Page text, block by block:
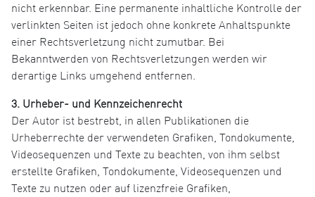
nicht erkennbar. Eine permanente inhaltliche Kontrolle der
verlinkten Seiten ist jedoch ohne konkrete Anhaltspunkte
einer Rechtsverletzung nicht zumutbar. Bei
Bekanntwerden von Rechtsverletzungen werden wir
derartige Links umgehend entfernen.
3. Urheber- und Kennzeichenrecht
Der Autor ist bestrebt, in allen Publikationen die
Urheberrechte der verwendeten Grafiken, Tondokumente,
Videosequenzen und Texte zu beachten, von ihm selbst
erstellte Grafiken, Tondokumente, Videosequenzen und
Texte zu nutzen oder auf lizenzfreie Grafiken,